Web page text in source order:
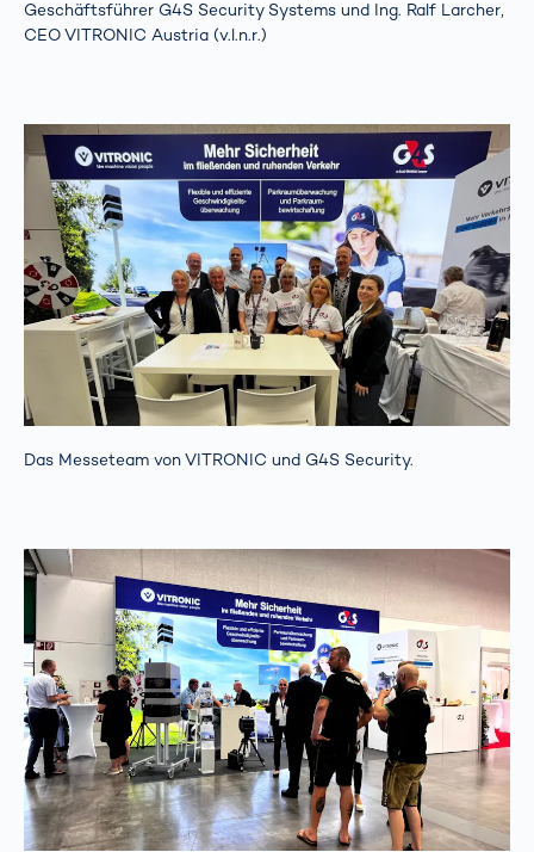
Geschäftsführer G4S Security Systems und Ing. Ralf Larcher,
CEO VITRONIC Austria (v.l.n.r.)
Das Messeteam von VITRONIC und G4S Security.